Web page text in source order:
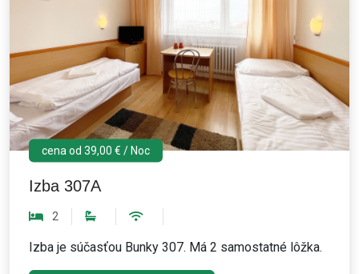
cena od 39,00 € / Noc
Izba 307A
2
Izba je súčasťou Bunky 307. Má 2 samostatné lôžka.